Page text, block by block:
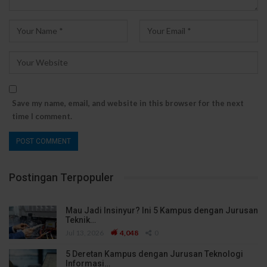
Save my name, email, and website in this browser for the next
time I comment.
Postingan Terpopuler
Mau Jadi Insinyur? Ini 5 Kampus dengan Jurusan
Teknik…
4,048
5 Deretan Kampus dengan Jurusan Teknologi
Informasi…